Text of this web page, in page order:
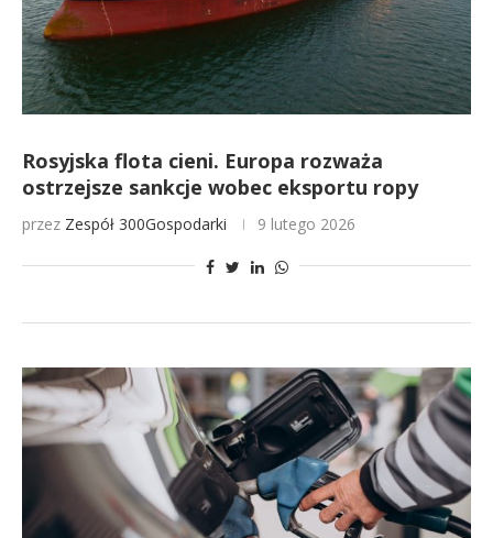
Rosyjska flota cieni. Europa rozważa
ostrzejsze sankcje wobec eksportu ropy
przez Zespół 300Gospodarki 9 lutego 2026